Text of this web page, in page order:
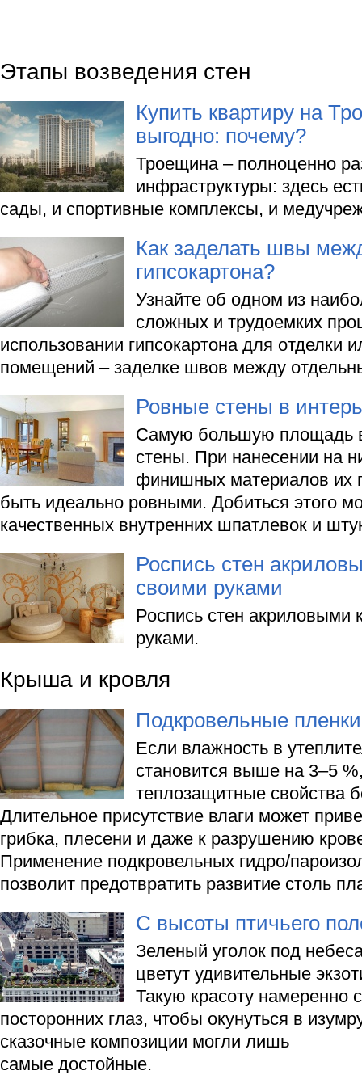
Этапы возведения стен
Купить квартиру на
выгодно: почему?
Троещина – полноценно
инфраструктуры: здесь
сады, и спортивные комплексы, и
Как заделать швы
гипсокартона?
Узнайте об одном из
сложных и трудоемких
использовании гипсокартона для отделки
помещений – заделке швов между
Ровные стены в
Самую большую площадь
стены. При нанесении на
финишных материалов их
быть идеально ровными. Добиться этого
качественных внутренних шпатлевок и
Роспись стен
своими руками
Роспись стен акриловыми
руками.
Крыша и кровля
Подкровельные
Если влажность в
становится выше на 3–5
теплозащитные свойства
Длительное присутствие влаги может
грибка, плесени и даже к разрушению
Применение подкровельных гидро/
позволит предотвратить развитие столь
С высоты птичьего
Зеленый уголок под
цветут удивительные
Такую красоту намеренно
посторонних глаз, чтобы окунуться в
сказочные композиции могли лишь
самые достойные.